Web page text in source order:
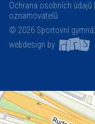
Ochrana osobních údajů
oznamovatelů
© 2026 Sportovní
webdesign by